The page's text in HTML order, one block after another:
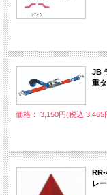
JB
重
価格： 3,150円(税込 3,465
レ